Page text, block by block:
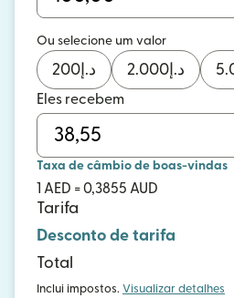
Ou selecione um valor
د.إ 200 د.إ 2.000
Eles recebem
Taxa de câmbio de boas-vindas
1 AED = 0,3855 AUD
Tarifa
Desconto de tarifa
Total
Inclui impostos. Visualizar detalhes